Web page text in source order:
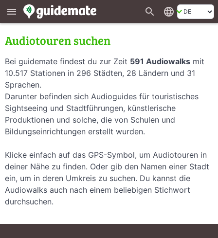
menu search language
Audiotouren suchen
Bei guidemate findest du zur Zeit 591 Audiowalks mit
10.517 Stationen in 296 Städten, 28 Ländern und 31
Sprachen.
Darunter befinden sich Audioguides für touristisches
Sightseeing und Stadtführungen, künstlerische
Produktionen und solche, die von Schulen und
Bildungseinrichtungen erstellt wurden.
Klicke einfach auf das GPS-Symbol, um Audiotouren in
deiner Nähe zu finden. Oder gib den Namen einer Stadt
ein, um in deren Umkreis zu suchen. Du kannst die
Audiowalks auch nach einem beliebigen Stichwort
durchsuchen.